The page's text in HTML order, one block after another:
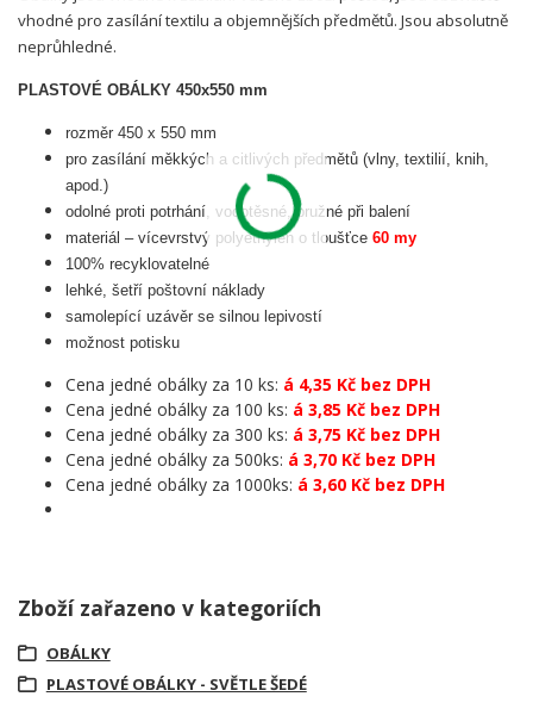
vhodné pro zasílání textilu a objemnějších předmětů. Jsou absolutně
neprůhledné.
PLASTOVÉ OBÁLKY 450x550 mm
rozměr 450 x 550 mm
pro zasílání měkkých a citlivých předmětů (vlny, textilií, knih,
apod.)
odolné proti potrhání, vodotěsné, pružné při balení
materiál – vícevrstvý polyethylén o tloušťce 60 my
100% recyklovatelné
lehké, šetří poštovní náklady
samolepící uzávěr se silnou lepivostí
možnost potisku
Cena jedné obálky za 10 ks: á 4,35 Kč bez DPH
Cena jedné obálky za 100 ks: á 3,85 Kč bez DPH
Cena jedné obálky za 300 ks: á 3,75 Kč bez DPH
Cena jedné obálky za 500ks: á 3,70 Kč bez DPH
Cena jedné obálky za 1000ks: á 3,60 Kč bez DPH
Zboží zařazeno v kategoriích
OBÁLKY
PLASTOVÉ OBÁLKY - SVĚTLE ŠEDÉ